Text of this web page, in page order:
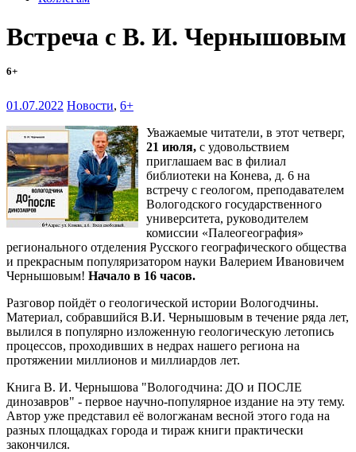
Встреча с В. И. Чернышовым
6+
01.07.2022 Новости, 6+
Уважаемые читатели, в этот четверг,
21 июля, с удовольствием
приглашаем вас в филиал
библиотеки на Конева, д. 6 на
встречу с геологом, преподавателем
Вологодского государственного
университета, руководителем
комиссии «Палеогеография»
регионального отделения Русского географического общества
и прекрасным популяризатором науки Валерием Ивановичем
Чернышовым! Начало в 16 часов.
Разговор пойдёт о геологической истории Вологодчины.
Материал, собравшийся В.И. Чернышовым в течение ряда лет,
вылился в популярно изложенную геологическую летопись
процессов, проходивших в недрах нашего региона на
протяжении миллионов и миллиардов лет.
Книга В. И. Чернышова "Вологодчина: ДО и ПОСЛЕ
динозавров" - первое научно-популярное издание на эту тему.
Автор уже представил её вологжанам весной этого года на
разных площадках города и тираж книги практически
закончился.